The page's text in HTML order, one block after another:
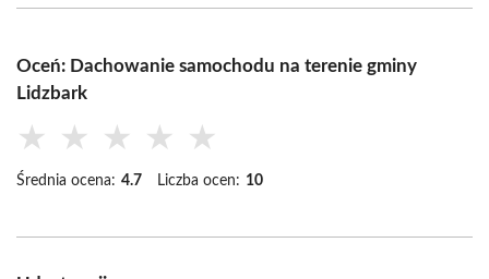
Oceń: Dachowanie samochodu na terenie gminy
Lidzbark
★ ★ ★ ★ ★
Średnia ocena: 4.7 Liczba ocen: 10